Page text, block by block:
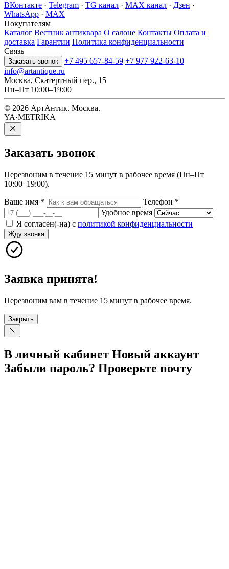
ВКонтакте · Telegram · TG канал · MAX канал · Дзен ·
WhatsApp · MAX
Покупателям
Каталог Вестник антиквара О салоне Контакты Оплата и
доставка Гарантии Политика конфиденциальности
Связь
Заказать звонок +7 495 657-84-59 +7 977 922-63-10
info@artantique.ru
Москва, Скатертный пер., 15
Пн–Пт 10:00–19:00
© 2026 АртАнтик. Москва.
YA·METRIKA
Заказать звонок
Перезвоним в течение 15 минут в рабочее время (Пн–Пт
10:00–19:00).
Ваше имя * Телефон *
Удобное время
Я согласен(-на) с политикой конфиденциальности
Жду звонка
Заявка принята!
Перезвоним вам в течение 15 минут в рабочее время.
Закрыть
В личный кабинет Новый аккаунт
Забыли пароль? Проверьте почту